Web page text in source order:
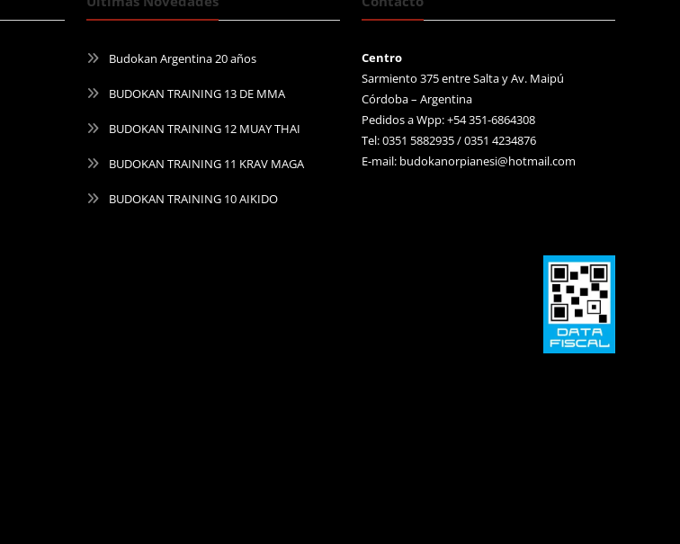
Budokan Argentina 20 años
BUDOKAN TRAINING 13 DE MMA
BUDOKAN TRAINING 12 MUAY THAI
BUDOKAN TRAINING 11 KRAV MAGA
BUDOKAN TRAINING 10 AIKIDO
Centro
Sarmiento 375 entre Salta y Av. Maipú
Córdoba – Argentina
Pedidos a Wpp: +54 351-6864308
Tel: 0351 5882935 / 0351 4234876
E-mail: budokanorpianesi@hotmail.com